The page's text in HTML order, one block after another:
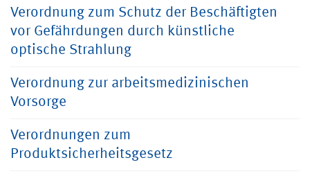
Verordnung zum Schutz der Beschäftigten
vor Gefährdungen durch künstliche
optische Strahlung
Verordnung zur arbeitsmedizinischen
Vorsorge
Verordnungen zum
Produktsicherheitsgesetz